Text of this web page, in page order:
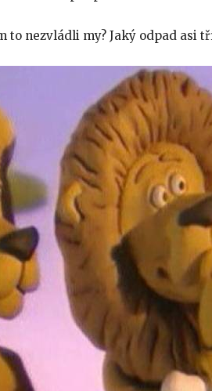
to nezvládli my? Jaký odpad asi